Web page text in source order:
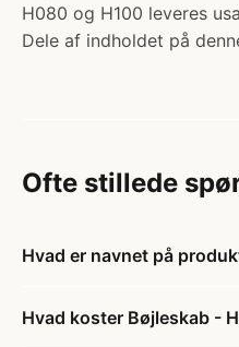
H080 og H100 leveres
Dele af indholdet på
Ofte stillede
Hvad er navnet på
Hvad koster Bøjleskab -